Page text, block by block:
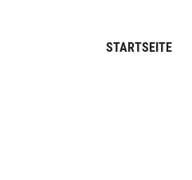
STARTSEITE